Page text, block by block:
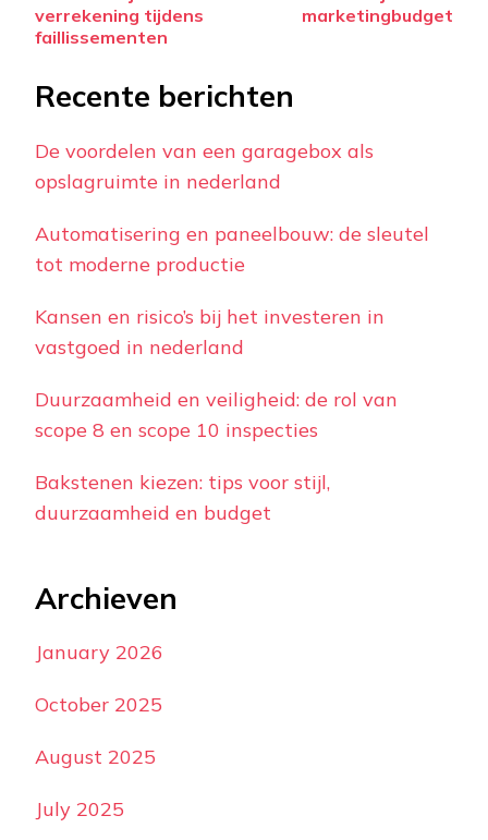
verrekening tijdens
faillissementen
marketingbudget
Recente berichten
De voordelen van een garagebox als
opslagruimte in nederland
Automatisering en paneelbouw: de sleutel
tot moderne productie
Kansen en risico’s bij het investeren in
vastgoed in nederland
Duurzaamheid en veiligheid: de rol van
scope 8 en scope 10 inspecties
Bakstenen kiezen: tips voor stijl,
duurzaamheid en budget
Archieven
January 2026
October 2025
August 2025
July 2025